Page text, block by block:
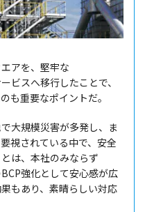
アを、 堅牢な
ビスへ移行したことで、
も重要なポイントだ。
で大規模災害が多発し、ま
視されている中で、 安全
は、 本社のみならず
強化として安心感が広
もあり、 素晴らしい対応